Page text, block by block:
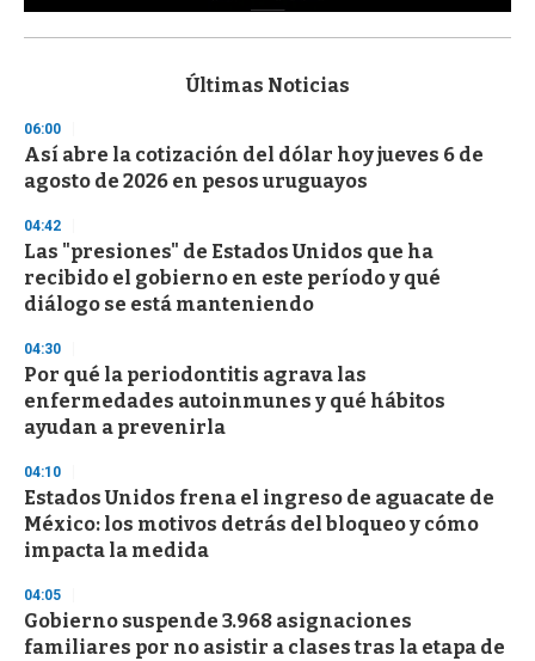
s
d
s
o
f
3
s
e
c
o
d
s
Últimas Noticias
06:00
Así abre la cotización del dólar hoy jueves 6 de
agosto de 2026 en pesos uruguayos
04:42
Las "presiones" de Estados Unidos que ha
recibido el gobierno en este período y qué
diálogo se está manteniendo
04:30
Por qué la periodontitis agrava las
enfermedades autoinmunes y qué hábitos
ayudan a prevenirla
04:10
Estados Unidos frena el ingreso de aguacate de
México: los motivos detrás del bloqueo y cómo
impacta la medida
04:05
Gobierno suspende 3.968 asignaciones
familiares por no asistir a clases tras la etapa de